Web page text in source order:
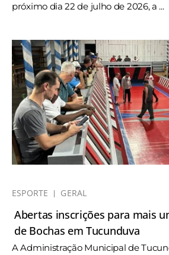
próximo dia 22 de julho de 2026, a ...
ESPORTE GERAL
Abertas inscrições para mais
de Bochas em Tucunduva
A Administração Municipal de